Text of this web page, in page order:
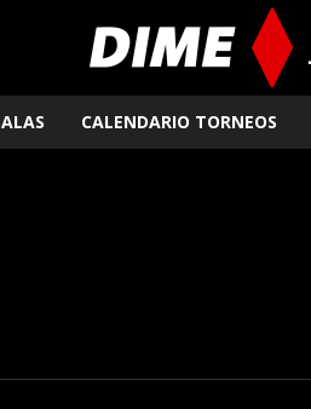
CALENDARIO TORNEOS